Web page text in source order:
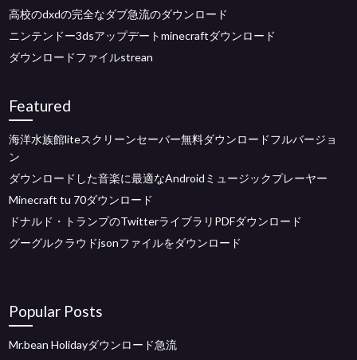
高校のdxdの完全なダブ急流のダウンロード
ニンテンドー3dsアップデートminecraftダウンロード
ダウンロードファイルstrean
Featured
海洋水族館liteスクリーンセーバー無料ダウンロードフルバージョ
ン
ダウンロードした音楽に最適なAndroidミュージックプレーヤー
Minecraft tu 70ダウンロード
ドナルド・トランプのTwitterライブラリPDFダウンロード
グーグルクラウドjsonファイルをダウンロード
Popular Posts
Mr.bean Holidayダウンロード急流